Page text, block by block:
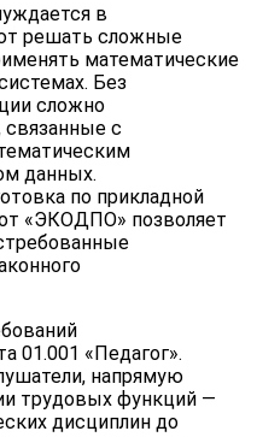
в
решать сложные
математические
Без
сложно
связанные с
данных.
по прикладной
«ЭКОДПО» позволяет
01.001 «Педагог».
напрямую
трудовых функций —
дисциплин до